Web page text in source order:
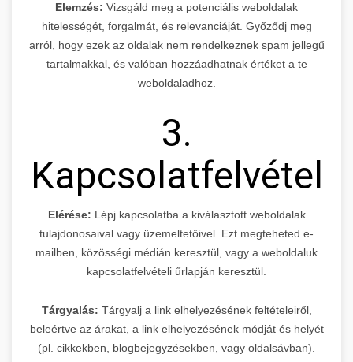
Elemzés: Vizsgáld meg a potenciális weboldalak
hitelességét, forgalmát, és relevanciáját. Győződj meg
arról, hogy ezek az oldalak nem rendelkeznek spam jellegű
tartalmakkal, és valóban hozzáadhatnak értéket a te
weboldaladhoz.
3.
Kapcsolatfelvétel
Elérése: Lépj kapcsolatba a kiválasztott weboldalak
tulajdonosaival vagy üzemeltetőivel. Ezt megteheted e-
mailben, közösségi médián keresztül, vagy a weboldaluk
kapcsolatfelvételi űrlapján keresztül.
Tárgyalás: Tárgyalj a link elhelyezésének feltételeiről,
beleértve az árakat, a link elhelyezésének módját és helyét
(pl. cikkekben, blogbejegyzésekben, vagy oldalsávban).